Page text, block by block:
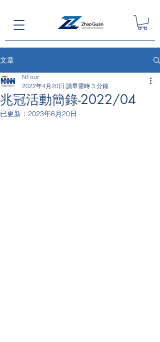
文章
兆冠活動簡錄-2022/04
NFour
2022年4月20日 讀畢需時 3 分鐘
已更新： 2023年6月20日